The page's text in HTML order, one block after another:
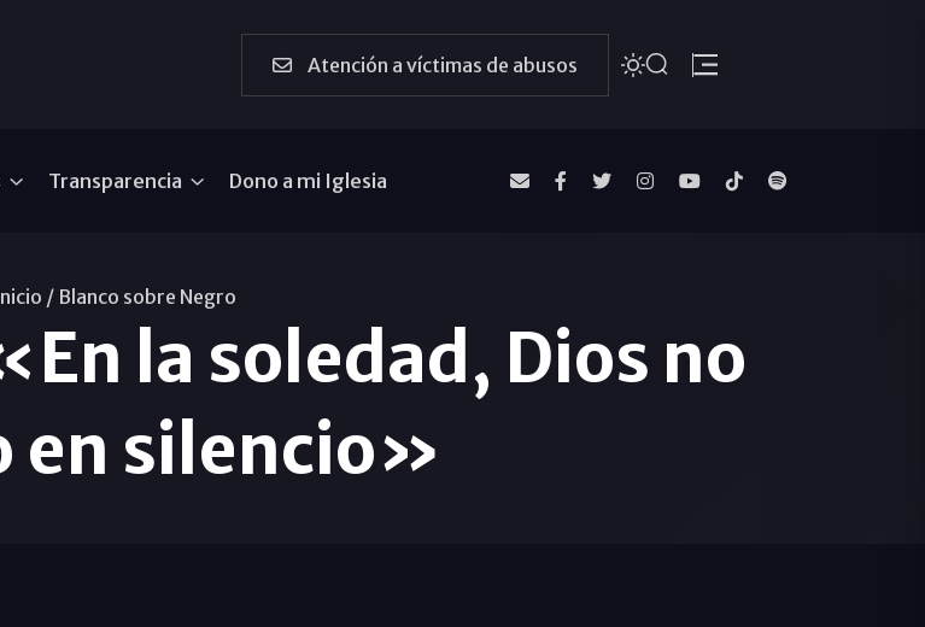
Atención a víctimas de abusos
Transparencia Dono a mi Iglesia
/ Blanco sobre Negro
la soledad, Dios no
en silencio»